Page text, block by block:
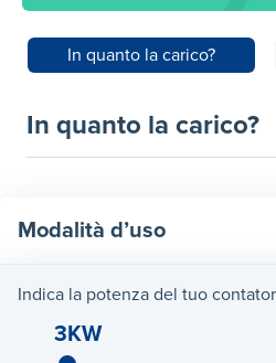
In quanto la carico?
In quanto la carico?
Modalità d’uso
Indica la potenza del tuo
3KW